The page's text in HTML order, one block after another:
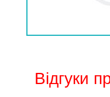
Відгуки